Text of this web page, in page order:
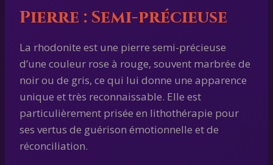
Pierre : Semi-précieuse
La rhodonite est une pierre semi-précieuse
d’une couleur rose à rouge, souvent marbrée de
noir ou de gris, ce qui lui donne une apparence
unique et très reconnaissable. Elle est
particulièrement prisée en lithothérapie pour
ses vertus de guérison émotionnelle et de
réconciliation.